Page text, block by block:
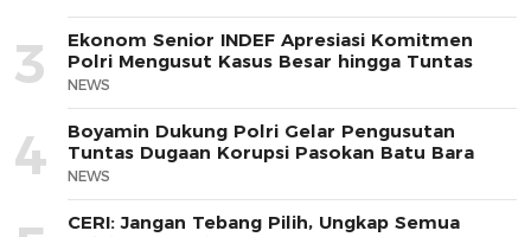
3
Ekonom Senior INDEF Apresiasi Komitmen
Polri Mengusut Kasus Besar hingga Tuntas
NEWS
4
Boyamin Dukung Polri Gelar Pengusutan
Tuntas Dugaan Korupsi Pasokan Batu Bara
NEWS
CERI: Jangan Tebang Pilih, Ungkap Semua